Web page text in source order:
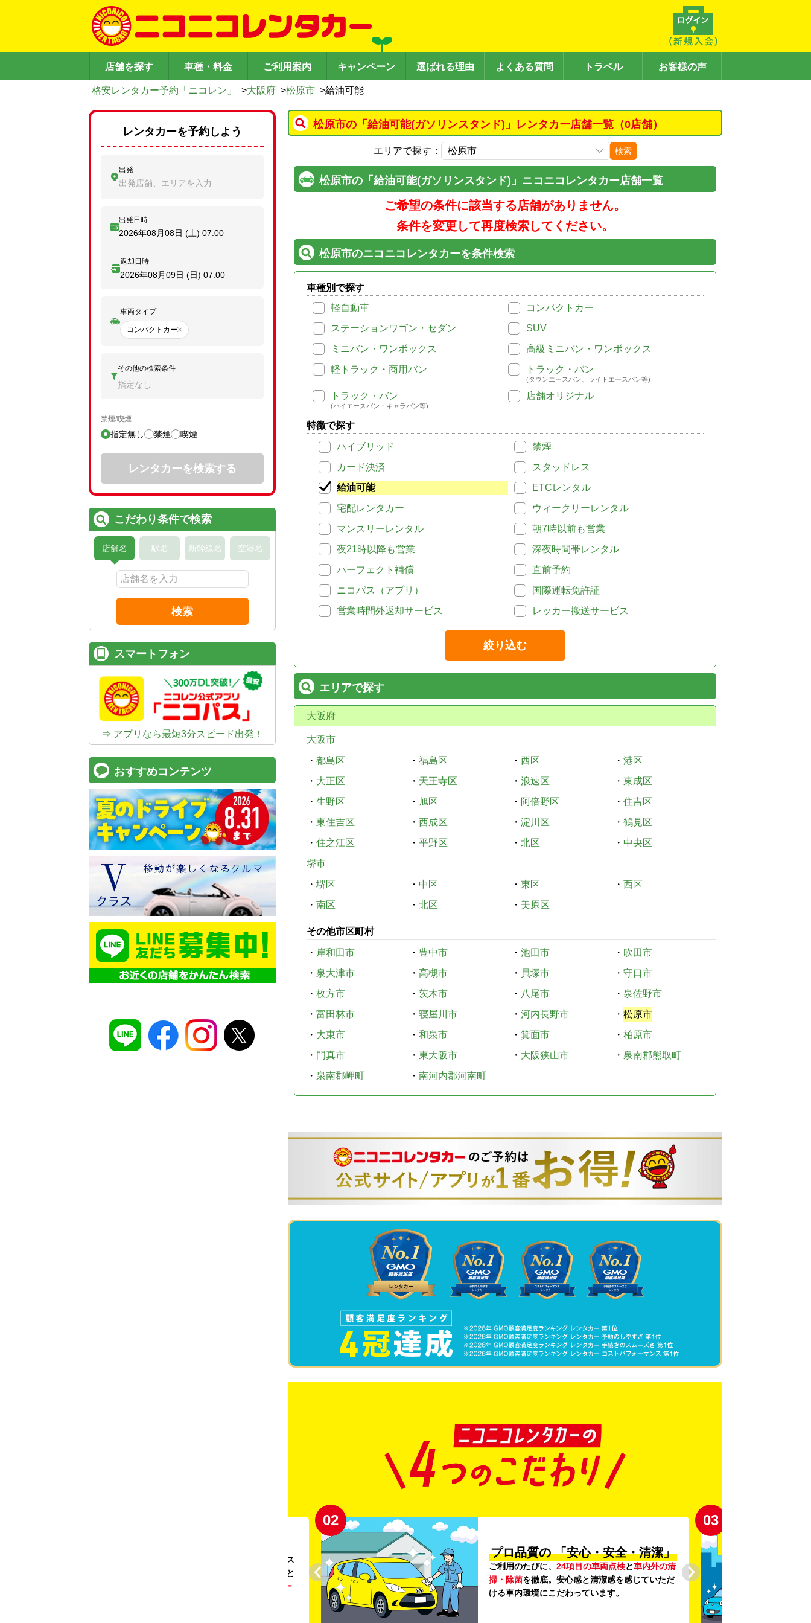
店舗を探す 車種・料金 ご利用案内 キャンペーン 選ばれる理由 よくある質問 トラベル お客様の声
格安レンタカー予約「ニコレン」 >大阪府 >松原市 >給油可能
松原市の「給油可能(ガソリンスタンド)」レンタカー店舗一覧（0店舗）
エリアで探す： 検索
松原市の「給油可能(ガソリンスタンド)」ニコニコレンタカー店舗一覧
ご希望の条件に該当する店舗がありません。
条件を変更して再度検索してください。
松原市のニコニコレンタカーを条件検索
車種別で探す
軽自動車
コンパクトカー
ステーションワゴン・セダン
SUV
ミニバン・ワンボックス
高級ミニバン・ワンボックス
軽トラック・商用バン
トラック・バン
(タウンエースバン、ライトエースバン等)
トラック・バン
(ハイエースバン・キャラバン等)
店舗オリジナル
特徴で探す
ハイブリッド
禁煙
カード決済
スタッドレス
給油可能
ETCレンタル
宅配レンタカー
ウィークリーレンタル
マンスリーレンタル
朝7時以前も営業
夜21時以降も営業
深夜時間帯レンタル
パーフェクト補償
直前予約
ニコパス（アプリ）
国際運転免許証
営業時間外返却サービス
レッカー搬送サービス
絞り込む
エリアで探す
大阪府
大阪市
・ 都島区 ・ 福島区 ・ 西区 ・ 港区
・ 大正区 ・ 天王寺区 ・ 浪速区 ・ 東成区
・ 生野区 ・ 旭区 ・ 阿倍野区 ・ 住吉区
・ 東住吉区 ・ 西成区 ・ 淀川区 ・ 鶴見区
・ 住之江区 ・ 平野区 ・ 北区 ・ 中央区
堺市
・ 堺区 ・ 中区 ・ 東区 ・ 西区
・ 南区 ・ 北区 ・ 美原区
その他市区町村
・ 岸和田市 ・ 豊中市 ・ 池田市 ・ 吹田市
・ 泉大津市 ・ 高槻市 ・ 貝塚市 ・ 守口市
・ 枚方市 ・ 茨木市 ・ 八尾市 ・ 泉佐野市
・ 富田林市 ・ 寝屋川市 ・ 河内長野市 ・ 松原市
・ 大東市 ・ 和泉市 ・ 箕面市 ・ 柏原市
・ 門真市 ・ 東大阪市 ・ 大阪狭山市 ・ 泉南郡熊取町
・ 泉南郡岬町 ・ 南河内郡河南町
。ガソリンス
タンドや整備工場の既存インフラを活用すること
リー
02
プロ品質の 「安心・安全・清潔」
ご利用のたびに、 24項目の車両点検と車内外の清
掃・除菌を徹底。安心感と清潔感を感じていただ
ける車内環境にこだわっています。
03
レンタカーを予約しよう
出発
出発店舗、エリアを入力
出発日時
2026年08月08日 (土) 07:00
返却日時
2026年08月09日 (日) 07:00
車両タイプ
コンパクトカー
その他の検索条件
指定なし
禁煙/喫煙
指定無し 禁煙 喫煙
レンタカーを検索する
こだわり条件で検索
店舗名 駅名 新幹線名 空港名
検索
スマートフォン
⇒ アプリなら最短3分スピード出発！
おすすめコンテンツ